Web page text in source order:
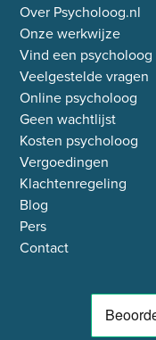
Over Psycholoog.nl
Onze werkwijze
Vind een psycholoog
Veelgestelde vragen
Online psycholoog
Geen wachtlijst
Kosten psycholoog
Vergoedingen
Klachtenregeling
Blog
Pers
Contact